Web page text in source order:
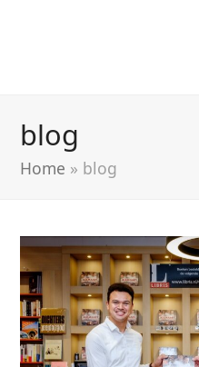
blog
Home » blog